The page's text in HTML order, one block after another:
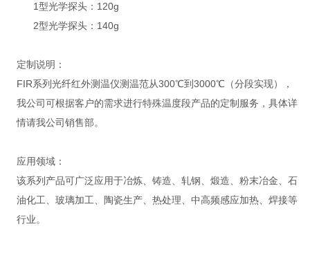
1型光学探头：120g
2型光学探头：140g
定制说明：
FIR系列光纤红外测温仪测温范从300℃到3000℃（分段实现），
我公司可根据客户的需求进行特殊温度段产品的定制服务，具体详
情请我公司销售部。
应用领域：
该系列产品可广泛应用于冶炼、铸造、轧钢、煅造、粉末冶金、石
油化工、玻璃加工、陶瓷生产、热处理、中高频感应加热、焊接等
行业。